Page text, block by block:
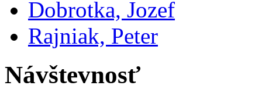
Dobrotka, Jozef
Rajniak, Peter
Návštevnosť